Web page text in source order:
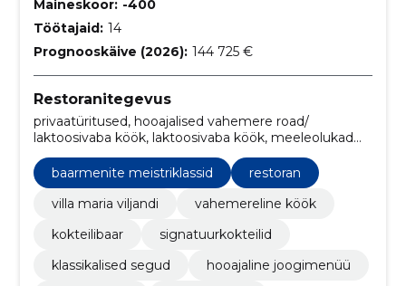
Maineskoor: -400
Töötajaid: 14
Prognooskäive (2026): 144 725 €
Restoranitegevus
privaatüritused, hooajalised vahemere road/
laktoosivaba köök, laktoosivaba köök, meeleolukad
tantsuõhtud., kihisevad mullid, Restoran,
vahemererestoran, joogikaart, taimetoit, koka
eripakkumised
baarmenite meistriklassid
restoran
villa maria viljandi
vahemereline köök
kokteilibaar
signatuurkokteilid
klassikalised segud
hooajaline joogimenüü